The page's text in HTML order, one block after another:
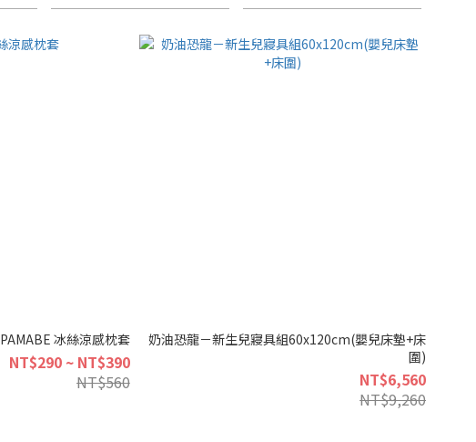
PAMABE 冰絲涼感枕套
NT$290 ~ NT$390
NT$560
奶油恐龍－新生兒寢具組60x120cm(嬰兒床墊+床
圍)
NT$6,560
NT$9,260